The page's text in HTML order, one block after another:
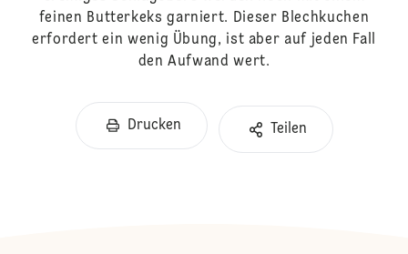
feinen Butterkeks garniert. Dieser Blechkuchen
erfordert ein wenig Übung, ist aber auf jeden Fall
den Aufwand wert.
Drucken Teilen